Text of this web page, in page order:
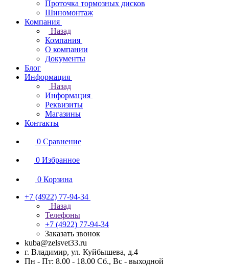
Проточка тормозных дисков
Шиномонтаж
Компания
Назад
Компания
О компании
Документы
Блог
Информация
Назад
Информация
Реквизиты
Магазины
Контакты
0 Сравнение
0 Избранное
0 Корзина
+7 (4922) 77-94-34
Назад
Телефоны
+7 (4922) 77-94-34
Заказать звонок
kuba@zelsvet33.ru
г. Владимир, ул. Куйбышева, д.4
Пн - Пт: 8.00 - 18.00 Сб., Вс - выходной